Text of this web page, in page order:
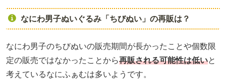
なにわ男子ぬいぐるみ「ちびぬい」の再販は？
なにわ男子のちびぬいの販売期間が長かったことや個数限
定の販売ではなかったことから再販される可能性は低いと
考えているなにふぁむは多いようです。